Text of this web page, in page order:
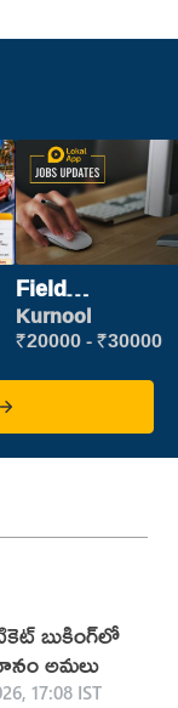
Field
Marketing
Executive
Kurnool
₹20000 - ₹30000
బుకింగ్‌లో
అమలు
17:08 IST